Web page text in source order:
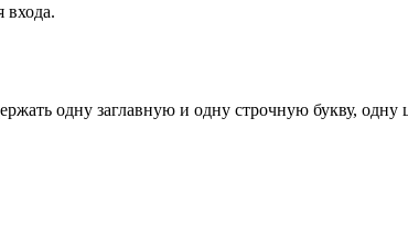
входа.
одну заглавную и одну строчную букву,